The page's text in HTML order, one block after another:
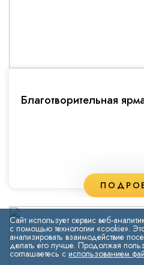
Благотворительная
Сайт использует сервис веб-
с помощью технологии «cookie».
анализировать взаимодействие
делать его лучше. Продолжая
соглашаетесь сиспользованием